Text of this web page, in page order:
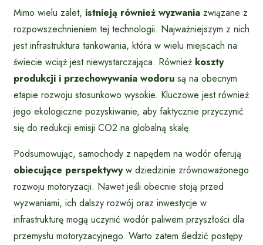
Mimo wielu zalet, istnieją również wyzwania związane z
rozpowszechnieniem tej technologii. Najważniejszym z nich
jest infrastruktura tankowania, która w wielu miejscach na
świecie wciąż jest niewystarczająca. Również koszty
produkcji i przechowywania wodoru są na obecnym
etapie rozwoju stosunkowo wysokie. Kluczowe jest również
jego ekologiczne pozyskiwanie, aby faktycznie przyczynić
się do redukcji emisji CO2 na globalną skalę.
Podsumowując, samochody z napędem na wodór oferują
obiecujące perspektywyw dziedzinie zrównoważonego
rozwoju motoryzacji. Nawet jeśli obecnie stoją przed
wyzwaniami, ich dalszy rozwój oraz inwestycje w
infrastrukturę mogą uczynić wodór paliwem przyszłości dla
przemysłu motoryzacyjnego. Warto zatem śledzić postępy